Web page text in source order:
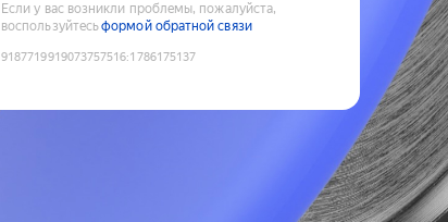
Если у вас возникли проблемы, пожалуйста,
воспользуйтесьформой обратной связи
9187719919073757516:1786175137